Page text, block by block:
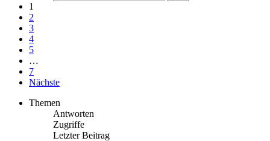
1
2
3
4
5
…
7
Nächste
Themen
Antworten
Zugriffe
Letzter Beitrag